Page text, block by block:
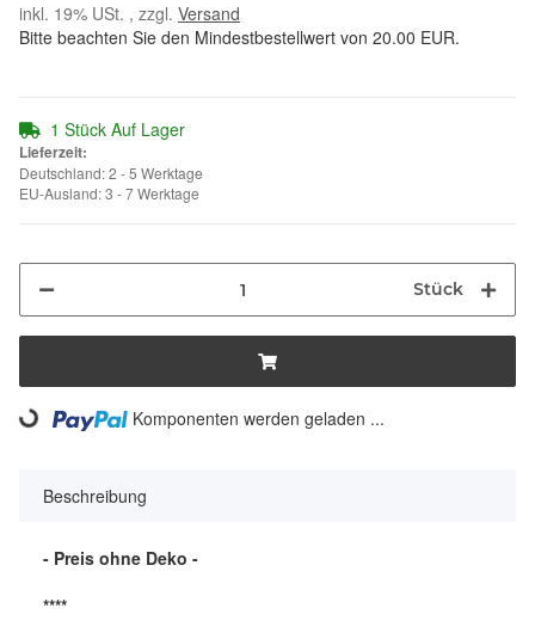
inkl. 19% USt. , zzgl. Versand
Bitte beachten Sie den Mindestbestellwert von 20.00 EUR.
1 Stück Auf Lager
Lieferzeit:
Deutschland: 2 - 5 Werktage
EU-Ausland: 3 - 7 Werktage
Stück
Loading... Komponenten werden geladen ...
Beschreibung
- Preis ohne Deko -
****